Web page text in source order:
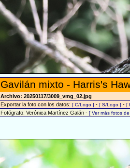
Gavilán mixto - Harris's
Archivo: 20250117/3009_vmg_02.jpg
Exportar la foto con los datos: [ C/Logo ] - [ S/Logo ] - [
Fotógrafo: Verónica Martínez Galán - [ Ver más fotos